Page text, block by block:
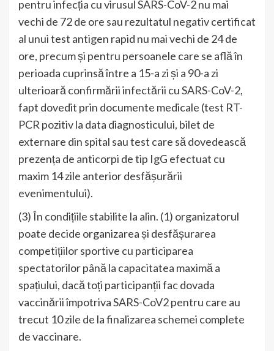
pentru infecția cu virusul SARS-CoV-2 nu mai
vechi de 72 de ore sau rezultatul negativ certificat
al unui test antigen rapid nu mai vechi de 24 de
ore, precum și pentru persoanele care se află în
perioada cuprinsă între a 15-a zi și a 90-a zi
ulterioară confirmării infectării cu SARS-CoV-2,
fapt dovedit prin documente medicale (test RT-
PCR pozitiv la data diagnosticului, bilet de
externare din spital sau test care să dovedească
prezența de anticorpi de tip IgG efectuat cu
maxim 14 zile anterior desfășurării
evenimentului).
(3) În condițiile stabilite la alin. (1) organizatorul
poate decide organizarea și desfășurarea
competițiilor sportive cu participarea
spectatorilor până la capacitatea maximă a
spațiului, dacă toți participanții fac dovada
vaccinării împotriva SARS-CoV2 pentru care au
trecut 10 zile de la finalizarea schemei complete
de vaccinare.